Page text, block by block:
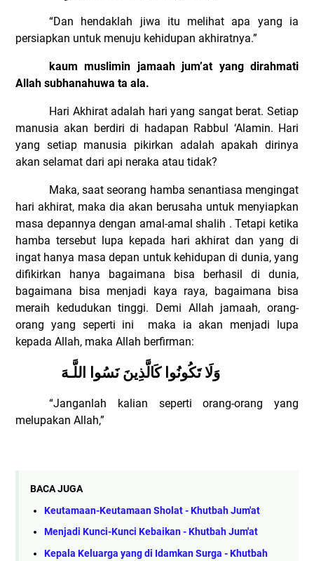
“Dan hendaklah jiwa itu melihat apa yang ia
persiapkan untuk menuju kehidupan akhiratnya.”
kaum muslimin jamaah jum’at yang dirahmati
Allah subhanahuwa ta ala.
Hari Akhirat adalah hari yang sangat berat. Setiap
manusia akan berdiri di hadapan Rabbul ‘Alamin. Hari
yang setiap manusia pikirkan adalah apakah dirinya
akan selamat dari api neraka atau tidak?
Maka, saat seorang hamba senantiasa mengingat
hari akhirat, maka dia akan berusaha untuk menyiapkan
masa depannya dengan amal-amal shalih . Tetapi ketika
hamba tersebut lupa kepada hari akhirat dan yang di
ingat hanya masa depan untuk kehidupan di dunia, yang
difikirkan hanya bagaimana bisa berhasil di dunia,
bagaimana bisa menjadi kaya raya, bagaimana bisa
meraih kedudukan tinggi. Demi Allah jamaah, orang-
orang yang seperti ini
maka ia akan menjadi lupa
kepada Allah, maka Allah berfirman:
وَلَا تَكُونُوا كَالَّذِينَ نَسُوا اللَّـهَ
“Janganlah kalian seperti orang-orang yang
melupakan Allah,”
BACA JUGA
Keutamaan-Keutamaan Sholat - Khutbah Jum'at
Menjadi Kunci-Kunci Kebaikan - Khutbah Jum'at
Kepala Keluarga yang di Idamkan Surga - Khutbah